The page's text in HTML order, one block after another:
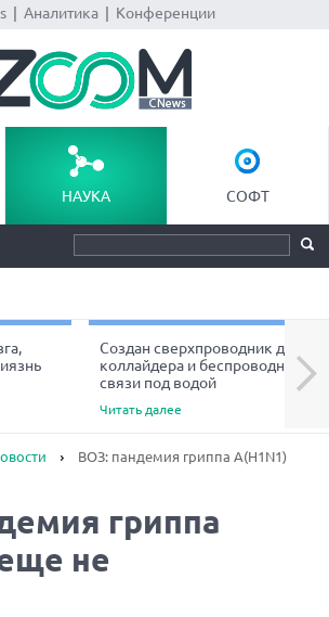
| Аналитика| Конференции
НАУКА СОФТ
Создан сверхпроводник для
коллайдера и беспроводной
связи под водой
Читать далее
Next
ВОЗ: пандемия гриппа А(H1N1)
гриппа
не